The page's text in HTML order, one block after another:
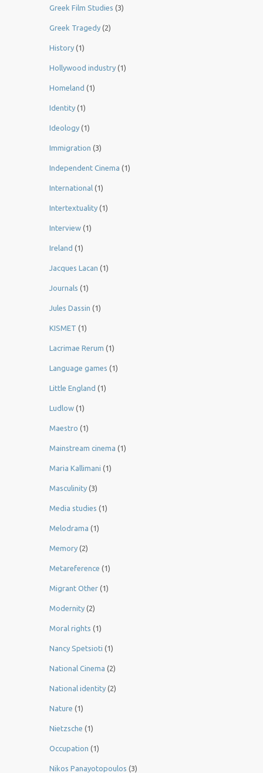
Greek Film Studies (3)
Greek Tragedy (2)
History (1)
Hollywood industry (1)
Homeland (1)
Identity (1)
Ideology (1)
Immigration (3)
Independent Cinema (1)
International (1)
Intertextuality (1)
Interview (1)
Ireland (1)
Jacques Lacan (1)
Journals (1)
Jules Dassin (1)
KISMET (1)
Lacrimae Rerum (1)
Language games (1)
Little England (1)
Ludlow (1)
Maestro (1)
Mainstream cinema (1)
Maria Kallimani (1)
Masculinity (3)
Media studies (1)
Melodrama (1)
Memory (2)
Metareference (1)
Migrant Other (1)
Modernity (2)
Moral rights (1)
Nancy Spetsioti (1)
National Cinema (2)
National identity (2)
Nature (1)
Nietzsche (1)
Occupation (1)
Nikos Panayotopoulos (3)